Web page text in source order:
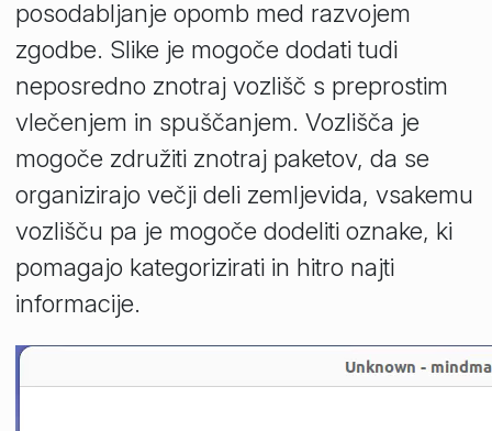
posodabljanje opomb med razvojem
zgodbe. Slike je mogoče dodati tudi
neposredno znotraj vozlišč s preprostim
vlečenjem in spuščanjem. Vozlišča je
mogoče združiti znotraj paketov, da se
organizirajo večji deli zemljevida, vsakemu
vozlišču pa je mogoče dodeliti oznake, ki
pomagajo kategorizirati in hitro najti
informacije.